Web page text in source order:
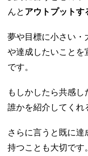
んと アウトプットす
夢や目標に小さい・
や達成したいことを
です。
もしかしたら共感し
誰かを紹介してくれ
さらに言うと既に
持つことも大切です。